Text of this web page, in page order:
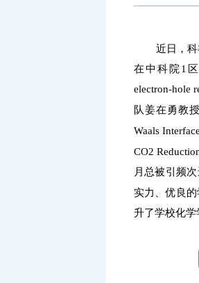
近日，
在中科院1区
electron-hole
队姜在勇教
Waals
CO2
月总被引频
实力、优良
升了学校化学